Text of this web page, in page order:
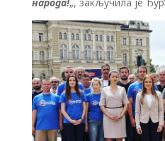
народа!„, закључила је